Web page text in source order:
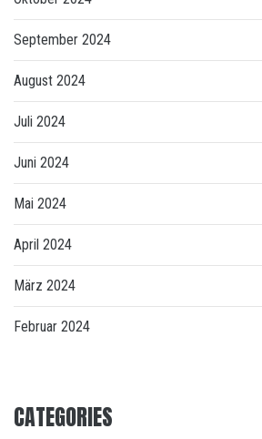
September 2024
August 2024
Juli 2024
Juni 2024
Mai 2024
April 2024
März 2024
Februar 2024
CATEGORIES